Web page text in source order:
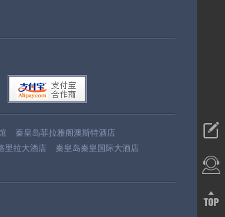
秦皇岛菲拉雅阁澳斯特酒店
里拉大酒店
秦皇岛秦皇国际大酒店